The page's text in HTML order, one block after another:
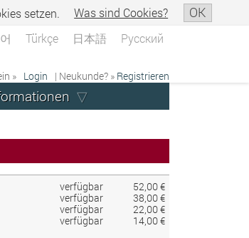
setzen. Was sind Cookies? OK
Türkçe 日本語 Русский
» Login | Neukunde? » Registrieren
verfügbar
52,00 €
verfügbar
38,00 €
verfügbar
22,00 €
verfügbar
14,00 €